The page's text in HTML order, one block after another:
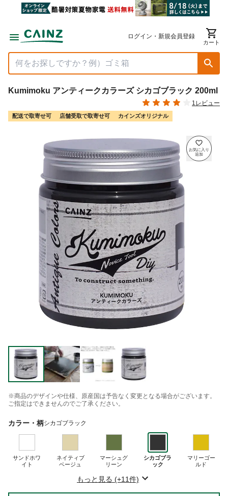
ログイン・新規会員登録
カート
Kumimoku アンティークカラーズ シカゴブラック 200ml
1レビュー
配送で取寄せ可 店舗受取で取寄せ可 カインズオリジナル
※商品のデザインや仕様、原産国は予告なく変更となる場合がございます。
ご指定はできませんのでご了承ください。
カラー・柄シカゴブラック
サンドホワ
イト
ネイティブ
ベージュ
マーシュグ
リーン
シカゴブラ
ック
マリーゴー
ルド
もっと見る (+11件)